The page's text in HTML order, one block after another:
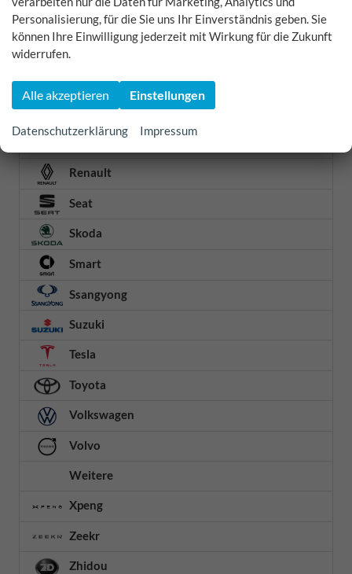
Omoda
Opel
Peugeot
Polestar
Renault
Seat
Skoda
Smart
Ssangyong
Suzuki
Tesla
Toyota
Volkswagen
Volvo
Weitere
Xpeng
Zeekr
Zhidou
Personalisierung, für die Sie uns Ihr Einverständnis geben. Sie
können Ihre Einwilligung jederzeit mit Wirkung für die Zukunft
widerrufen.
Alle akzeptieren Einstellungen
Datenschutzerklärung Impressum